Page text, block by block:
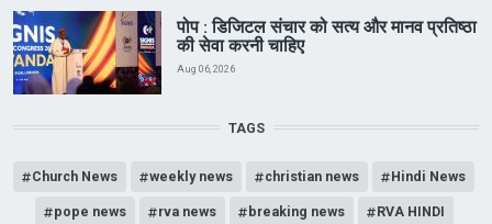
पोप : डिजिटल संचार को सत्य और मानव प्रतिष्ठा
की सेवा करनी चाहिए
Aug 06, 2026
TAGS
Church News weekly news christian news Hindi News
pope news rva news breaking news RVA HINDI